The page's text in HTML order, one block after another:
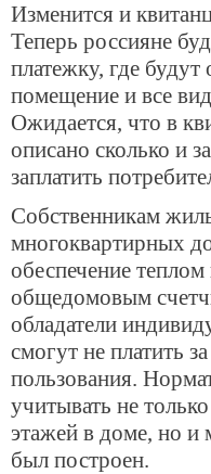
Изменится и
Теперь россияне
платежку, где
помещение и все
Ожидается, что в
описано сколько и
заплатить
Собственникам
многоквартирных
обеспечение
общедомовым
обладатели
смогут не платить
пользования.
учитывать не
этажей в доме, но и
был построен.